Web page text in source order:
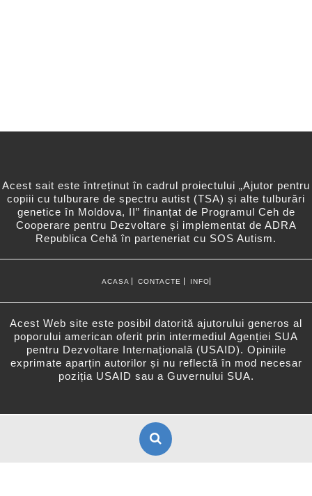
Acest sait este întreținut în cadrul proiectului „Ajutor pentru
copiii cu tulburare de spectru autist (TSA) și alte tulburări
genetice în Moldova, II” finanțat de Programul Ceh de
Cooperare pentru Dezvoltare și implementat de ADRA
Republica Cehă în parteneriat cu SOS Autism.
ACASA CONTACTE INFO
Acest Web site este posibil datorită ajutorului generos al
poporului american oferit prin intermediul Agenției SUA
pentru Dezvoltare Internațională (USAID). Opiniile
exprimate aparțin autorilor și nu reflectă în mod necesar
poziția USAID sau a Guvernului SUA.